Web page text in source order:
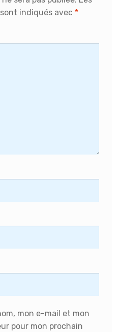
indiqués avec *
mon e-mail et mon
pour mon prochain